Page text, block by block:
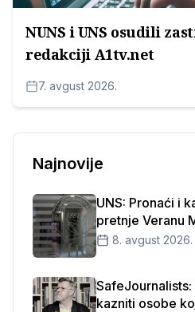
NUNS i UNS osudili
redakciji A1tv.net
7. avgust 2026.
Najnovije
UNS: Pronaći i
pretnje Veranu
8. avgust 2026.
kazniti osobe